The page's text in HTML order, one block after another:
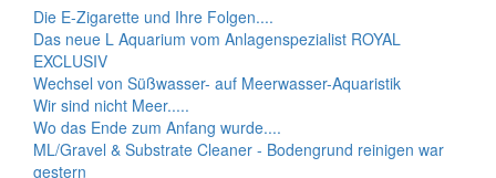
Die E-Zigarette und Ihre Folgen....
Das neue L Aquarium vom Anlagenspezialist ROYAL
EXCLUSIV
Wechsel von Süßwasser- auf Meerwasser-Aquaristik
Wir sind nicht Meer.....
Wo das Ende zum Anfang wurde....
ML/Gravel & Substrate Cleaner - Bodengrund reinigen war
gestern